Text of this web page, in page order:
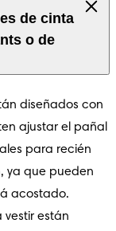
de cinta
o de
diseñados con
ajustar el pañal
para recién
ya que pueden
acostado.
están